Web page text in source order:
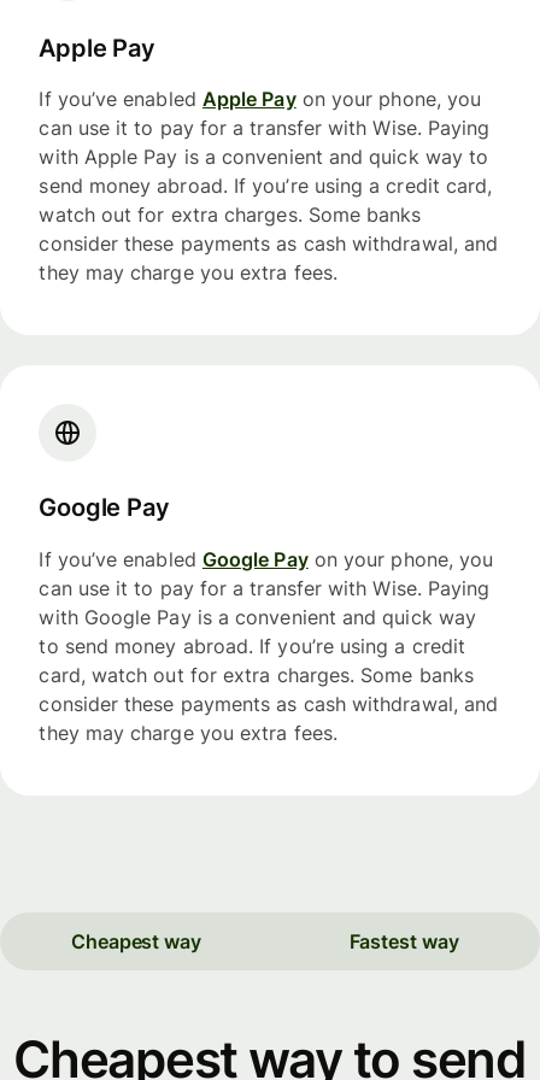
Apple Pay
If you’ve enabled Apple Payon your phone, you
can use it to pay for a transfer with Wise. Paying
with Apple Pay is a convenient and quick way to
send money abroad. If you’re using a credit card,
watch out for extra charges. Some banks
consider these payments as cash withdrawal, and
they may charge you extra fees.
Google Pay
If you’ve enabled Google Payon your phone, you
can use it to pay for a transfer with Wise. Paying
with Google Pay is a convenient and quick way
to send money abroad. If you’re using a credit
card, watch out for extra charges. Some banks
consider these payments as cash withdrawal, and
they may charge you extra fees.
Cheapest way Fastest way
Cheapest way to send